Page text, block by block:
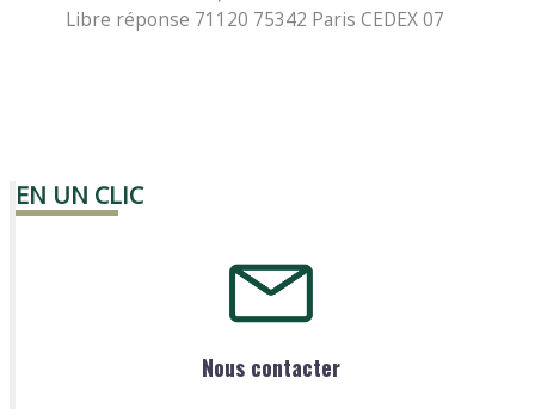
Libre réponse 71120 75342 Paris CEDEX 07
EN UN CLIC
Nous contacter